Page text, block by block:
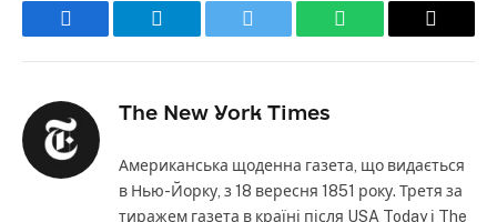
Facebook Telegram Twitter WhatsApp Email
The New York Times
Американська щоденна газета, що видається
в Нью-Йорку, з 18 вересня 1851 року. Третя за
тиражем газета в країні після USA Today і The